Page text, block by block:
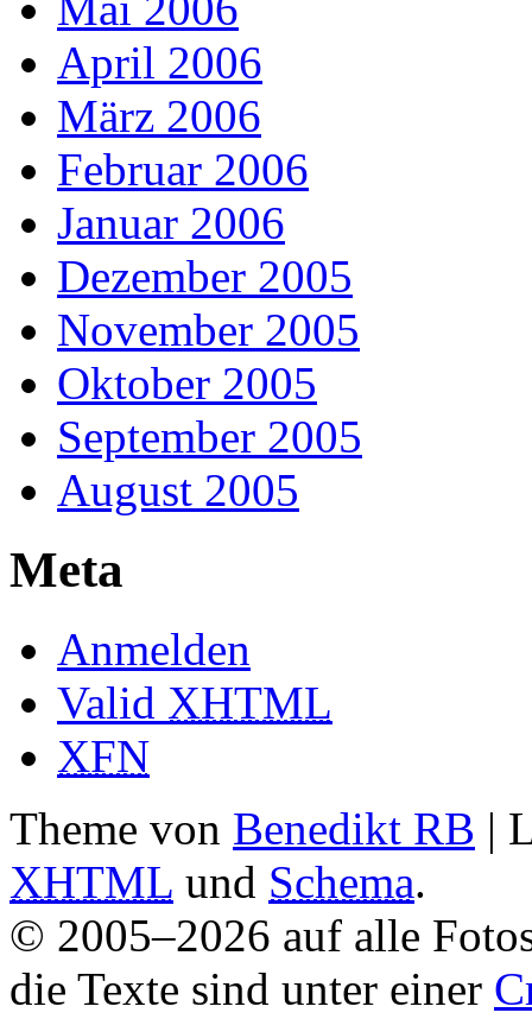
April 2006
März 2006
Februar 2006
Januar 2006
Dezember 2005
November 2005
Oktober 2005
September 2005
August 2005
Meta
Anmelden
Valid XHTML
XFN
Theme von Benedikt RB |
XHTML und Schema.
© 2005–2026 auf alle
die Texte sind unter einer